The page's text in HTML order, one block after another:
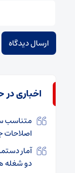
اخباری
متناسب
اصلاحات
دو شغله